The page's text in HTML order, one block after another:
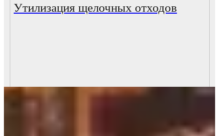
Утилизация щелочных отходов